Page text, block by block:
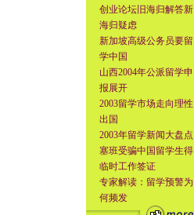
创业论坛旧海归解答新
海归疑虑
新加坡高级公务员要留
学中国
山西2004年公派留学申
报展开
2003留学市场走向理性
出国
2003年留学新闻大盘点
塞班受骗中国留学生得
临时工作签证
专家解读：留学预警为
何频发